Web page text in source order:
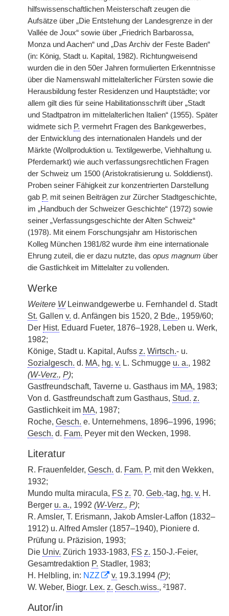
hilfswissenschaftlichen Meisterschaft zeugen die
Aufsätze über „Die Entstehung der Landesgrenze in der
Vallée de Joux“ sowie über „Friedrich Barbarossa,
Monza und Aachen“ und „Das Archiv der Feste Baden“
(in: König, Stadt u. Kapital, 1982). Richtungweisend
wurden die in den 50er Jahren formulierten Erkenntnisse
über die Namenswahl mittelalterlicher Fürsten sowie die
Herausbildung fester Residenzen und Hauptstädte; vor
allem gilt dies für seine Habilitationsschrift über „Stadt
und Stadtpatron im mittelalterlichen Italien“ (1955). Später
widmete sich P. vermehrt Fragen des Bankgewerbes,
der Entwicklung des internationalen Handels und der
Märkte (Wollproduktion u. Textilgewerbe, Viehhaltung u.
Pferdemarkt) wie auch verfassungsrechtlichen Fragen
der Schweiz um 1500 (Aristokratisierung u. Solddienst).
Proben seiner Fähigkeit zur konzentrierten Darstellung
gab P. mit seinen Beiträgen zur Zürcher Stadtgeschichte,
im „Handbuch der Schweizer Geschichte“ (1972) sowie
seiner „Verfassungsgeschichte der Alten Schweiz“
(1978). Mit einem Forschungsjahr am Historischen
Kolleg München 1981/82 wurde ihm eine internationale
Ehrung zuteil, die er dazu nutzte, das opus magnum über
die Gastlichkeit im Mittelalter zu vollenden.
Werke
Weitere WLeinwandgewerbe u. Fernhandel d. Stadt
St. Gallen v. d. Anfängen bis 1520, 2 Bde., 1959/60;
Der Hist. Eduard Fueter, 1876–1928, Leben u. Werk,
1982;
Könige, Stadt u. Kapital, Aufss z. Wirtsch.- u.
Sozialgesch. d. MA, hg. v. L. Schmugge u. a., 1982
(W-Verz., P);
Gastfreundschaft, Taverne u. Gasthaus im MA, 1983;
Von d. Gastfreundschaft zum Gasthaus, Stud. z.
Gastlichkeit im MA, 1987;
Roche, Gesch. e. Unternehmens, 1896–1996, 1996;
Gesch. d. Fam. Peyer mit den Wecken, 1998.
Literatur
R. Frauenfelder, Gesch. d. Fam. P. mit den Wekken,
1932;
Mundo multa miracula, FS z. 70. Geb.-tag, hg. v. H.
Berger u. a., 1992 (W-Verz., P);
R. Amsler, T. Erismann, Jakob Amsler-Laffon (1832–
1912) u. Alfred Amsler (1857–1940), Pioniere d.
Prüfung u. Präzision, 1993;
Die Univ. Zürich 1933-1983, FS z. 150-J.-Feier,
Gesamtredaktion P. Stadler, 1983;
H. Helbling, in: NZZ v. 19.3.1994 (P);
W. Weber, Biogr. Lex. z. Gesch.wiss., ²1987.
Autor/in